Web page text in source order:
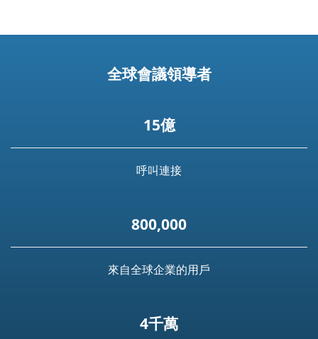
全球會議領導者
15億
呼叫連接
800,000
來自全球企業的用戶
4千萬